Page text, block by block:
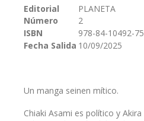
galería
imágenes
Editorial
PLANETA
Número
2
ISBN
978-84-10492-
Fecha Salida 10/09/2025
Un manga seinen mítico.
Chiaki Asami es político y